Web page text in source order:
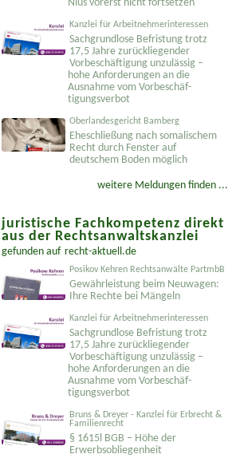
Nius vorerst nicht fortsetzen
Kanzlei für Arbeitnehmerinteressen
Sachgrundlose Befristung trotz
17,5 Jahre zurückliegender
Vorbeschäftigung unzulässig –
hohe Anforderungen an die
Ausnahme vom Vorbeschäf­
tigungsverbot
Oberlandesgericht Bamberg
Eheschließung nach somalischem
Recht durch Fenster auf
deutschem Boden möglich
weitere Meldungen finden ...
juristische Fachkompetenz direkt
aus der Rechtsanwaltskanzlei
gefunden auf recht-aktuell.de
Posikov Kehren Rechtsanwälte PartmbB
Gewährleistung beim Neuwagen:
Ihre Rechte bei Mängeln
Kanzlei für Arbeitnehmerinteressen
Sachgrundlose Befristung trotz
17,5 Jahre zurückliegender
Vorbeschäftigung unzulässig –
hohe Anforderungen an die
Ausnahme vom Vorbeschäf­
tigungsverbot
Bruns & Dreyer - Kanzlei für Erbrecht &
Familienrecht
§ 1615l BGB – Höhe der
Erwerbsobliegenheit